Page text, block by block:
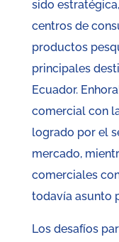
sido
centros de
productos
principales
Ecuador.
comercial con
logrado por el
mercado,
comerciales
todavía asunto
Los desafíos